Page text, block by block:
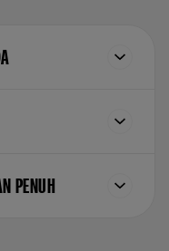
PENUH